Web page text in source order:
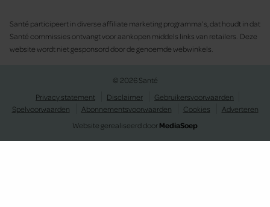
Santé participeert in diverse affiliate marketing programma’s, dat houdt in dat
Santé commissies ontvangt voor aankopen middels links van retailers. Deze
website wordt niet gesponsord door de genoemde webwinkels.
© 2026 Santé
Privacy statement
Disclaimer
Gebruikersvoorwaarden
Spelvoorwaarden
Abonnementsvoorwaarden Cookies
Adverteren
Website gerealiseerd doorMediaSoep